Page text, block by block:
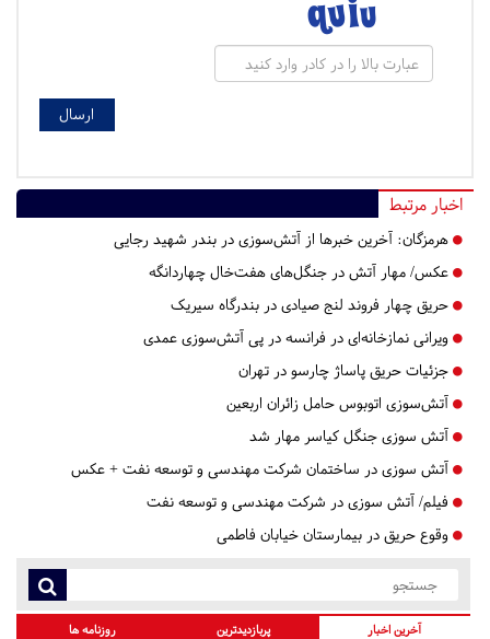
اخبار مرتبط
هرمزگان: آخرین خبرها از آتش‌سوزی در بندر شهید رجایی
عکس/ مهار آتش در جنگل‌های هفت‌خال چهاردانگه
حریق چهار فروند لنج صیادی در بندرگاه سیریک
ویرانی نمازخانه‌ای در فرانسه در پی آتش‌سوزی عمدی
جزئیات حریق پاساژ چارسو در تهران
آتش‌سوزی اتوبوس حامل زائران اربعین
آتش سوزی جنگل کیاسر مهار شد
آتش سوزی در ساختمان شرکت مهندسی و توسعه نفت + عکس
فیلم/ آتش سوزی در شرکت مهندسی و توسعه نفت
وقوع حریق در بیمارستان خیابان فاطمی
آخرین اخبار پربازدیدترین روزنامه ها